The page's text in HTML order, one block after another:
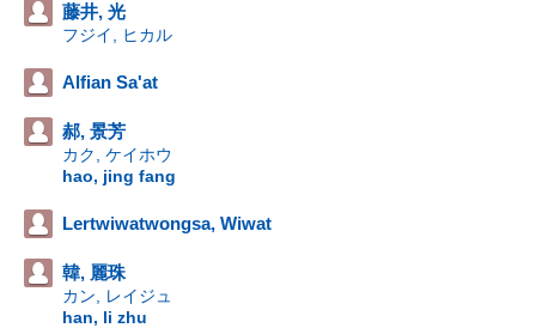
藤井, 光
フジイ, ヒカル
Alfian Sa'at
郝, 景芳
カク, ケイホウ
hao, jing fang
Lertwiwatwongsa, Wiwat
韓, 麗珠
カン, レイジュ
han, li zhu